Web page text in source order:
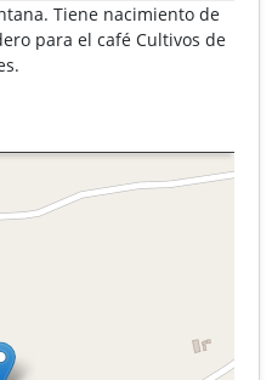
Tiene nacimiento de
para el café Cultivos de